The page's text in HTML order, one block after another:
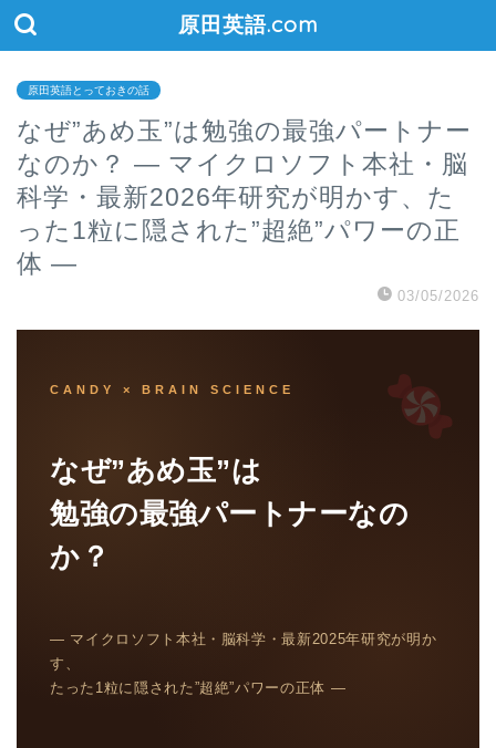
原田英語.com
原田英語とっておきの話
なぜ”あめ玉”は勉強の最強パートナー
なのか？ ― マイクロソフト本社・脳
科学・最新2026年研究が明かす、た
った1粒に隠された”超絶”パワーの正
体 ―
03/05/2026
CANDY × BRAIN SCIENCE
なぜ”あめ玉”は
勉強の最強パートナーなの
か？
― マイクロソフト本社・脳科学・最新2025年研究が明か
す、
たった1粒に隠された”超絶”パワーの正体 ―